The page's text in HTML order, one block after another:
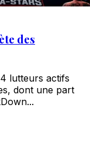
des
lutteurs actifs
dont une part